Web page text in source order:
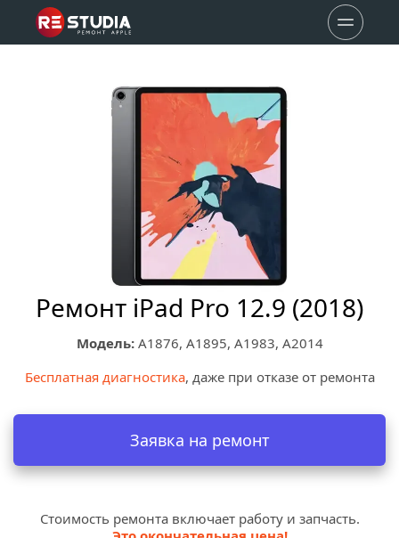
Ремонт iPad Pro 12.9 (2018)
Модель: A1876, A1895, A1983, A2014
Бесплатная диагностика, даже при отказе от ремонта
Заявка на ремонт
Стоимость ремонта включает работу и запчасть.